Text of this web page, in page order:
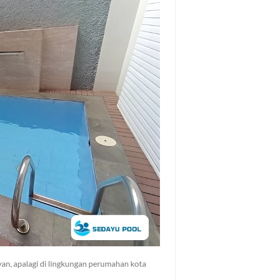
apalagi di lingkungan perumahan kota